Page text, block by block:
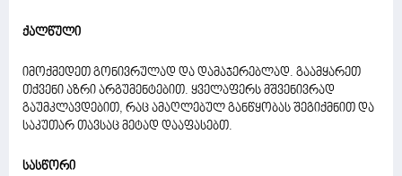
ქალწული
იმოქმედეთ გონივრულად და დამაჯერებლად. გაამყარეთ
თქვენი აზრი არგუმენტებით. ყველაფერს მშვენივრად
გაუმკლავდებით, რაც ამაღლებულ განწყობას შეგიქმნით და
საკუთარ თავსაც მეტად დააფასებთ.
სასწორი